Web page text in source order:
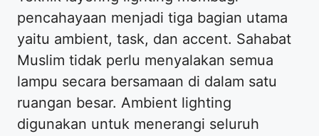
pencahayaan menjadi tiga bagian utama
yaitu ambient, task, dan accent. Sahabat
Muslim tidak perlu menyalakan semua
lampu secara bersamaan di dalam satu
ruangan besar. Ambient lighting
digunakan untuk menerangi seluruh